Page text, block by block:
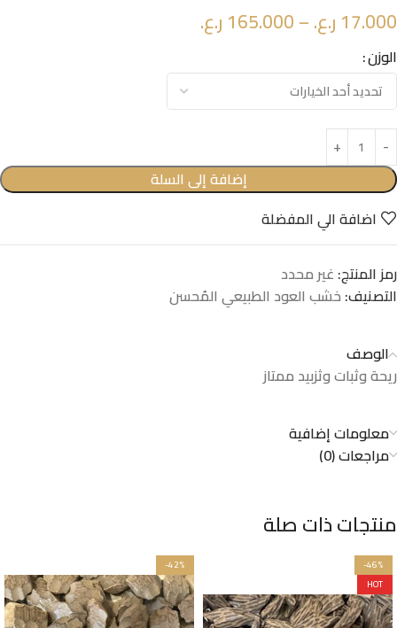
17.000 ر.ع.–
165.000 ر.ع.
الوزن
إضافة إلى السلة
اضافة الي المفضلة
رمز المنتج: غير محدد
التصنيف: خشب العود الطبيعي المُحسن
الوصف
ريحة وثبات وثزبيد ممتاز
معلومات إضافية
مراجعات (0)
منتجات ذات صلة
-46%
HOT
-42%